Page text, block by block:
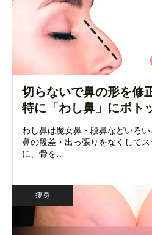
切らないで鼻の形を修
特に「わし鼻」にボト
わし鼻は魔女鼻・段鼻などいろい
鼻の段差・出っ張りをなくして
に、骨を…
痩身